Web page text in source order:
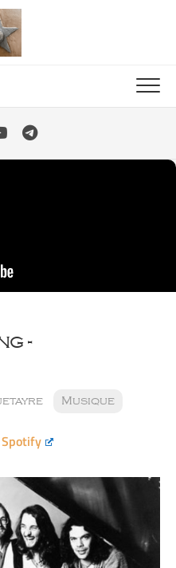
-
Musique
Spotify